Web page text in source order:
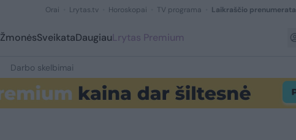
Orai Lrytas.tv Horoskopai TV programa Laikraščio prenumerata
ŽmonėsSveikataDaugiauLrytas Premium
Darbo skelbimai